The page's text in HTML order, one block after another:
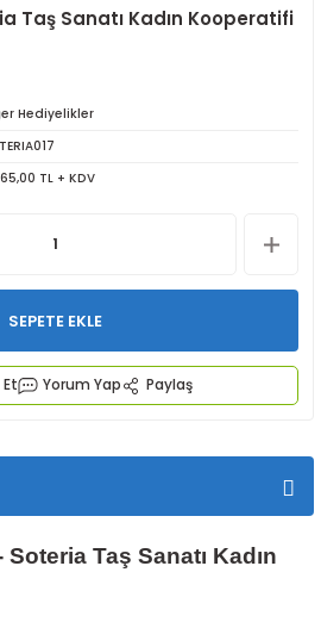
Taş Sanatı Kadın Kooperatifi
Hediyelikler
TL + KDV
SEPETE EKLE
Yorum Yap Paylaş
Soteria Taş Sanatı Kadın